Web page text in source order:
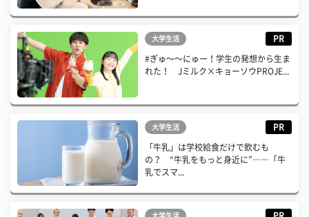
大学生活 PR
#ぎゅ〜〜にゅー！学生の発想から生ま
れた！ Jミルク×キョーソウPROJE...
大学生活 PR
「牛乳」は学校給食だけで飲むも
の？ “牛乳をもっと身近に”――「牛
乳でスマ...
大学生活